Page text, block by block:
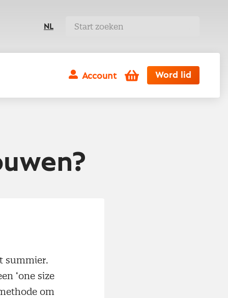
NL
Account Winkelwagen
Word lid
summier.
‘one size
om